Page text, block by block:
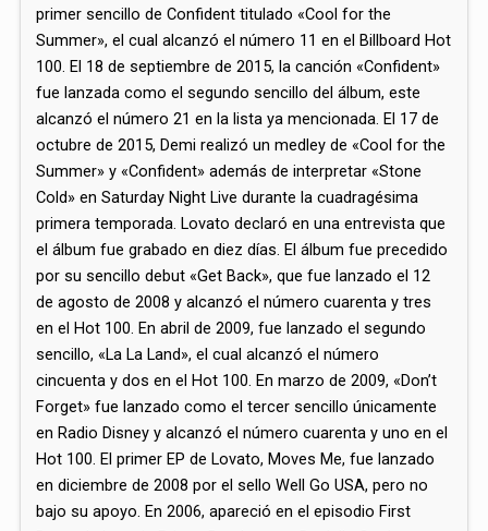
primer sencillo de Confident titulado «Cool for the
Summer», el cual alcanzó el número 11 en el Billboard Hot
100.​ El 18 de septiembre de 2015, la canción «Confident»
fue lanzada como el segundo sencillo del álbum, este
alcanzó el número 21 en la lista ya mencionada.​​ El 17 de
octubre de 2015, Demi realizó un medley de «Cool for the
Summer» y «Confident» además de interpretar «Stone
Cold» en Saturday Night Live durante la cuadragésima
primera temporada.​​ Lovato declaró en una entrevista que
el álbum fue grabado en diez días.​ El álbum fue precedido
por su sencillo debut «Get Back», que fue lanzado el 12
de agosto de 2008 y alcanzó el número cuarenta y tres
en el Hot 100.​ En abril de 2009, fue lanzado el segundo
sencillo, «La La Land», el cual alcanzó el número
cincuenta y dos en el Hot 100.​ En marzo de 2009, «Don’t
Forget» fue lanzado como el tercer sencillo únicamente
en Radio Disney y alcanzó el número cuarenta y uno en el
Hot 100.​ El primer EP de Lovato, Moves Me, fue lanzado
en diciembre de 2008 por el sello Well Go USA, pero no
bajo su apoyo. En 2006, apareció en el episodio First